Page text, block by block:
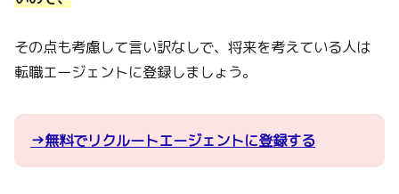
その点も考慮して言い訳なしで、将来を考えている人は
転職エージェントに登録しましょう。
→無料でリクルートエージェントに登録する